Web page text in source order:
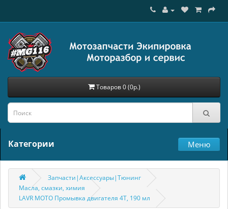
Товаров 0 (0р.)
Категории Меню
Запчасти|Аксессуары|Тюнинг
Масла, смазки, химия
LAVR MOTO Промывка двигателя 4Т, 190 мл